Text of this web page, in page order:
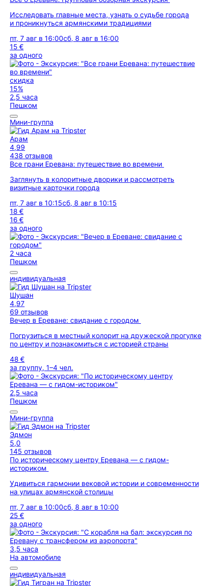
Исследовать главные места, узнать о судьбе города
и проникнуться армянскими традициями
пт, 7 авг в 16:00сб, 8 авг в 16:00
15 €
за одного
скидка
15%
2,5 часа
Пешком
Мини-группа
Арам
4,99
438 отзывов
Все грани Еревана: путешествие во времени
Заглянуть в колоритные дворики и рассмотреть
визитные карточки города
пт, 7 авг в 10:15сб, 8 авг в 10:15
18 €
16 €
за одного
2 часа
Пешком
индивидуальная
Шушан
4,97
69 отзывов
Вечер в Ереване: свидание с городом
Погрузиться в местный колорит на дружеской прогулке
по центру и познакомиться с историей страны
48 €
за группу, 1–4 чел.
2,5 часа
Пешком
Мини-группа
Эдмон
5,0
145 отзывов
По историческому центру Еревана — с гидом-
историком
Удивиться гармонии вековой истории и современности
на улицах армянской столицы
пт, 7 авг в 10:00сб, 8 авг в 10:00
25 €
за одного
3,5 часа
На автомобиле
индивидуальная